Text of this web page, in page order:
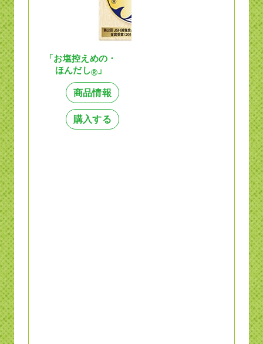
「お塩控えめの・
ほんだし®」
商品情報
購入する